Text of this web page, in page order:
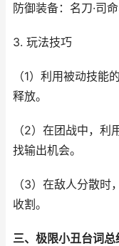
防御装备：名刀·司
3. 玩法技巧
（1）利用被动技能
释放。
（2）在团战中，
找输出机会。
（3）在敌人分散
收割。
三、极限小丑台词总